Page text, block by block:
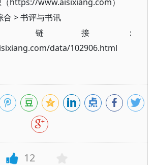
合 >书评与书讯
链接：
data/102906.html
12